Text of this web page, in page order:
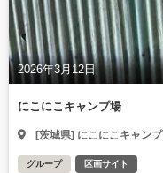
2026年3月12日
にこにこキャンプ場
[茨城県] にこにこキャンプ
グループ 区画サイト